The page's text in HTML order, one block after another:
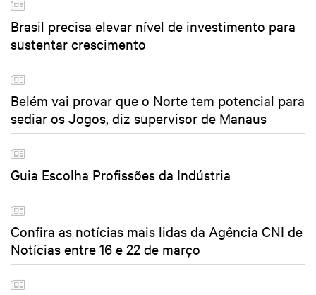
Brasil precisa elevar nível de investimento para
sustentar crescimento
Belém vai provar que o Norte tem potencial para
sediar os Jogos, diz supervisor de Manaus
Guia Escolha Profissões da Indústria
Confira as notícias mais lidas da Agência CNI de
Notícias entre 16 e 22 de março